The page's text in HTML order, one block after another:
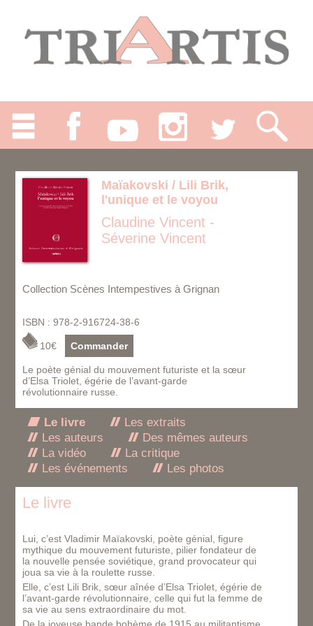
Maïakovski / Lili Brik,
l'unique et le voyou
Claudine Vincent -
Séverine Vincent
Collection Scènes Intempestives à Grignan
ISBN : 978-2-916724-38-6
10€ Commander
Le poète génial du mouvement futuriste et la sœur
d’Elsa Triolet, égérie de l’avant-garde
révolutionnaire russe.
Le livre
Les extraits
Les auteurs
Des mêmes auteurs
La vidéo
La critique
Les événements
Les photos
Le livre
Lui, c’est Vladimir Maïakovski, poète génial, figure
mythique du mouvement futuriste, pilier fondateur de
la nouvelle pensée soviétique, grand provocateur qui
joua sa vie à la roulette russe.
Elle, c’est Lili Brik, sœur aînée d’Elsa Triolet, égérie de
l’avant-garde révolutionnaire, celle qui fut la femme de
sa vie au sens extraordinaire du mot.